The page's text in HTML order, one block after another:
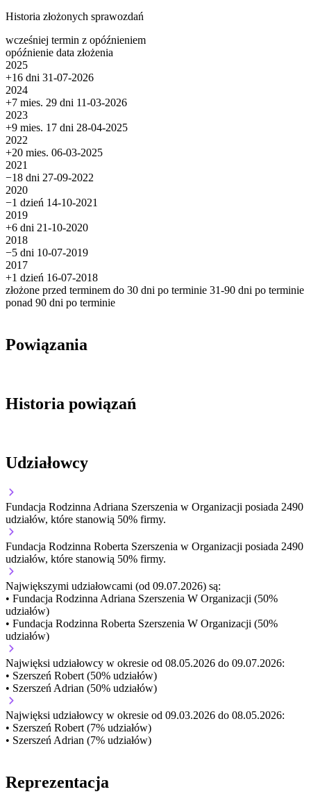
Historia złożonych sprawozdań
wcześniej termin z opóźnieniem
opóźnienie data złożenia
2025
+16 dni 31-07-2026
2024
+7 mies. 29 dni 11-03-2026
2023
+9 mies. 17 dni 28-04-2025
2022
+20 mies. 06-03-2025
2021
−18 dni 27-09-2022
2020
−1 dzień 14-10-2021
2019
+6 dni 21-10-2020
2018
−5 dni 10-07-2019
2017
+1 dzień 16-07-2018
złożone przed terminem do 30 dni po terminie 31-90 dni po terminie
ponad 90 dni po terminie
Powiązania
Historia powiązań
Udziałowcy
Fundacja Rodzinna Adriana Szerszenia w Organizacji posiada 2490
udziałów, które stanowią 50% firmy.
Fundacja Rodzinna Roberta Szerszenia w Organizacji posiada 2490
udziałów, które stanowią 50% firmy.
Największymi udziałowcami (od 09.07.2026) są:
• Fundacja Rodzinna Adriana Szerszenia W Organizacji (50%
udziałów)
• Fundacja Rodzinna Roberta Szerszenia W Organizacji (50%
udziałów)
Najwięksi udziałowcy w okresie od 08.05.2026 do 09.07.2026:
• Szerszeń Robert (50% udziałów)
• Szerszeń Adrian (50% udziałów)
Najwięksi udziałowcy w okresie od 09.03.2026 do 08.05.2026:
• Szerszeń Robert (7% udziałów)
• Szerszeń Adrian (7% udziałów)
Reprezentacja